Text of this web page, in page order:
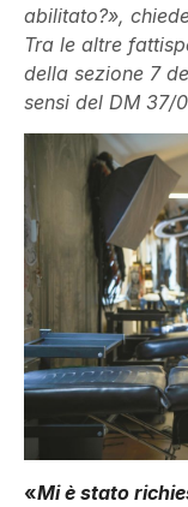
abilitato?»,
Tra le altre
della sezione 7
sensi del DM 37/
«Mi è stato